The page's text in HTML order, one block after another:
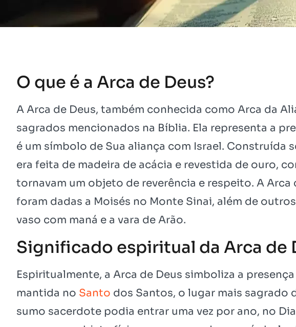
O que é a Arca de Deus?
A Arca de Deus, também conhecida como Arca da
sagrados mencionados na Bíblia. Ela representa a
é um símbolo de Sua aliança com Israel. Construída
era feita de madeira de acácia e revestida de ouro,
tornavam um objeto de reverência e respeito. A Arca
foram dadas a Moisés no Monte Sinai, além de
vaso com maná e a vara de Arão.
Significado espiritual da Arca de
Espiritualmente, a Arca de Deus simboliza a
mantida no Santo dos Santos, o lugar mais sagrado
sumo sacerdote podia entrar uma vez por ano, no